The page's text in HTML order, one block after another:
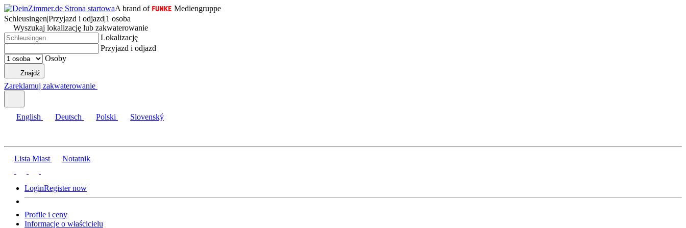
A brand of
Mediengruppe
Schleusingen|Przyjazd i odjazd|1 osoba
Wyszukaj lokalizację lub zakwaterowanie
Lokalizację
Przyjazd i odjazd
Osoby
Znajdź
Zareklamuj zakwaterowanie
English Deutsch Polski Slovenský
Lista Miast Notatnik
LoginRegister now
Profile i ceny
Informacje o właścicielu